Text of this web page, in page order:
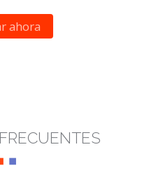
ahora
FRECUENTES